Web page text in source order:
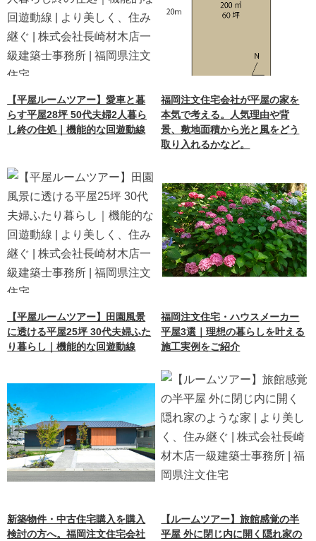
【平屋ルームツアー】愛車と暮
らす平屋28坪 50代夫婦2人暮ら
し終の住処｜機能的な回遊動線
福岡注文住宅会社が平屋の家を
本気で考える。人気理由や背
景、敷地面積から光と風をどう
取り入れるかなど。
【平屋ルームツアー】田園風景
に透ける平屋25坪 30代夫婦ふた
り暮らし｜機能的な回遊動線
福岡注文住宅・ハウスメーカー
平屋3選｜理想の暮らしを叶える
施工実例をご紹介
新築物件・中古住宅購入を購入
検討の方へ。福岡注文住宅会社
【ルームツアー】旅館感覚の半
平屋 外に閉じ内に開く隠れ家の